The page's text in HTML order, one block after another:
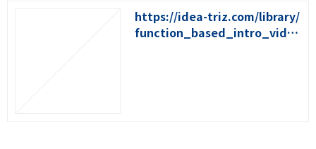
https://idea-triz.com/library/
function_based_intro_video